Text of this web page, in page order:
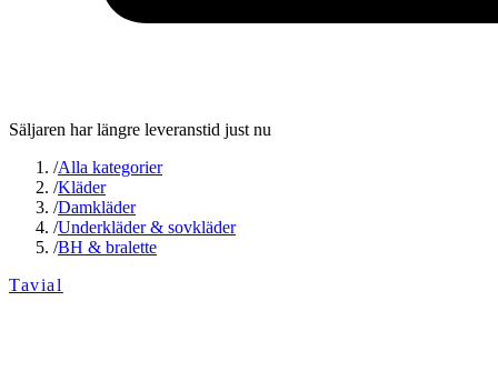
Säljaren har längre leveranstid just nu
/Alla kategorier
/Kläder
/Damkläder
/Underkläder & sovkläder
/BH & bralette
Tavial